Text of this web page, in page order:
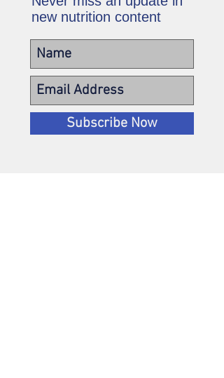
new nutrition content
Subscribe Now